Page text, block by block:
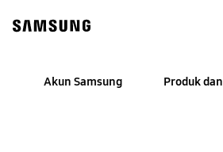
content
Akun Samsung Produk